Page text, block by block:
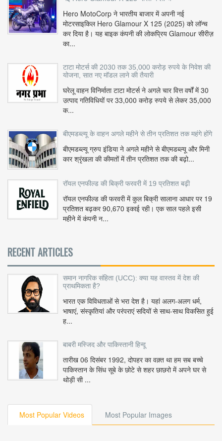
Hero MotoCorp ने भारतीय बाजार में अपनी नई
मोटरसाइकिल Hero Glamour X 125 (2025) को लॉन्च
कर दिया है। यह बाइक कंपनी की लोकप्रिय Glamour सीरीज़
का...
टाटा मोटर्स की 2030 तक 35,000 करोड़ रुपये के निवेश की
योजना, सात नए मॉडल लाने की तैयारी
घरेलू वाहन विनिर्माता टाटा मोटर्स ने अगले चार वित्त वर्षों में 30
उत्पाद गतिविधियों पर 33,000 करोड़ रुपये से लेकर 35,000
क...
बीएमडब्ल्यू के वाहन अगले महीने से तीन प्रतिशत तक महंगे होंगे
बीएमडब्ल्यू ग्रुप इंडिया ने अगले महीने से बीएमडब्ल्यू और मिनी
कार श्रृंखला की कीमतों में तीन प्रतिशत तक की बढ़ो...
रॉयल एनफील्ड की बिक्री फरवरी में 19 प्रतिशत बढ़ी
रॉयल एनफील्ड की फरवरी में कुल बिक्री सालाना आधार पर 19
प्रतिशत बढ़कर 90,670 इकाई रही। एक साल पहले इसी
महीने में कंपनी न...
RECENT ARTICLES
समान नागरिक संहिता (UCC): क्या यह वास्तव में देश की
प्राथमिकता है?
भारत एक विविधताओं से भरा देश है। यहां अलग-अलग धर्म,
भाषाएं, संस्कृतियां और परंपराएं सदियों से साथ-साथ विकसित हुई
ह...
बाबरी मस्जिद और पाकिस्तानी हिन्दू
तारीख 06 दिसंबर 1992, दोपहर का वक़्त था हम सब बच्चे
पाकिस्तान के सिंध सूबे के छोटे से शहर छाछरो में अपने घर से
थोड़ी सी ...
Most Popular Videos Most Popular Images